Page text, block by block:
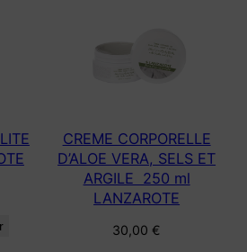
CREME CORPORELLE
D’ALOE VERA, SELS ET
ARGILE 250 ml
LANZAROTE
30,00 €